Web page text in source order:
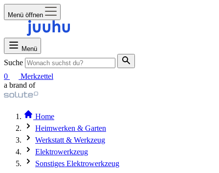
Menü öffnen
Menü
Suche
0
Merkzettel
a brand of
Home
Heimwerken & Garten
Werkstatt & Werkzeug
Elektrowerkzeug
Sonstiges Elektrowerkzeug